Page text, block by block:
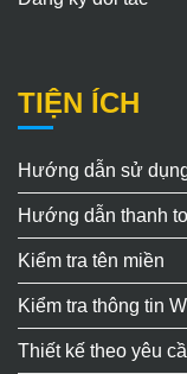
TIỆN ÍCH
Hướng dẫn sử
Hướng dẫn thanh
Kiểm tra tên miền
Kiểm tra thông tin
Thiết kế theo yêu